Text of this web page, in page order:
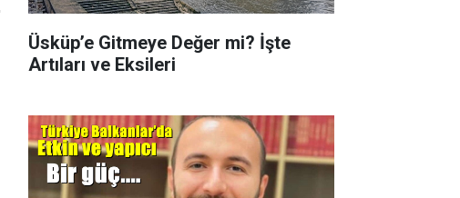
Üsküp’e Gitmeye Değer mi? İşte
Artıları ve Eksileri